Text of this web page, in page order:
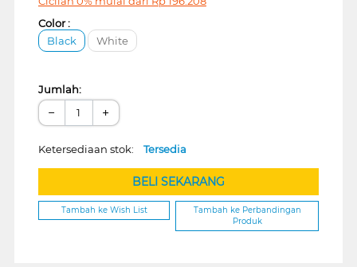
Color :
Black
White
Jumlah:
− +
Ketersediaan stok: Tersedia
BELI SEKARANG
Tambah ke Wish List
Tambah ke Perbandingan
Produk